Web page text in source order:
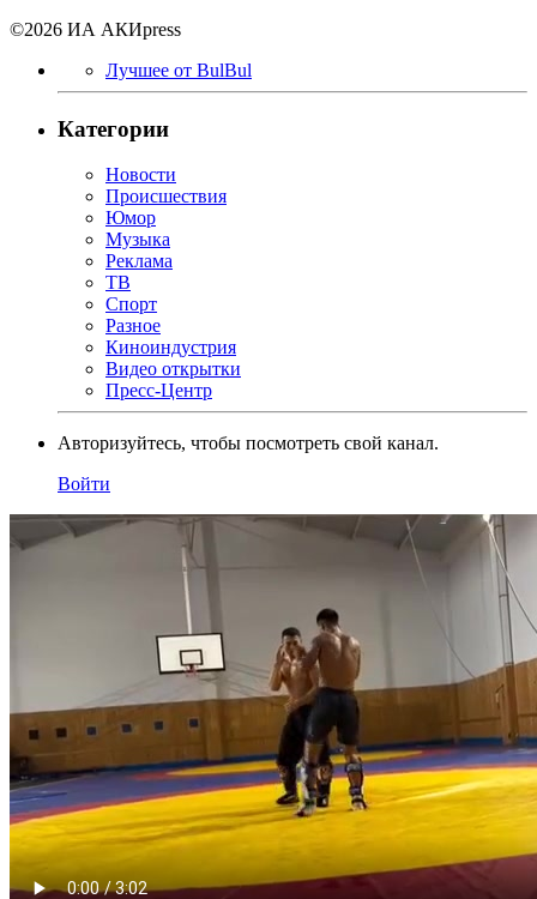
©2026 ИА АКИpress
Лучшее от BulBul
Категории
Новости
Происшествия
Юмор
Музыка
Реклама
ТВ
Спорт
Разное
Киноиндустрия
Видео открытки
Пресс-Центр
Авторизуйтесь, чтобы посмотреть свой канал.
Войти